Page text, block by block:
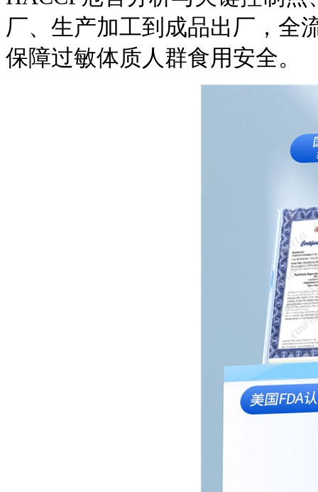
厂、生产加工到成品出厂，全
保障过敏体质人群食用安全。